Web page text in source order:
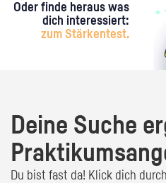
Oder finde heraus was
dich interessiert:
zum Stärkentest.
Deine Suche
Du bist fast da! Klick dich